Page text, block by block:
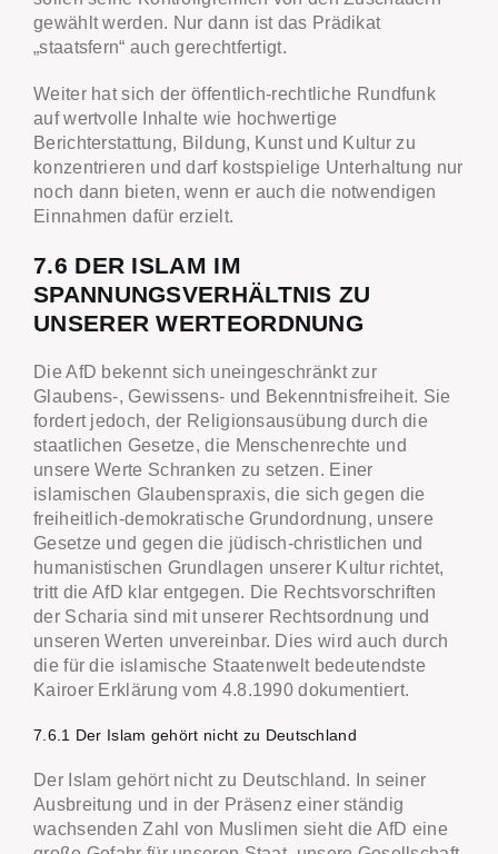
gewählt werden. Nur dann ist das Prädikat
„staatsfern“ auch gerechtfertigt.
Weiter hat sich der öffentlich-rechtliche Rundfunk
auf wertvolle Inhalte wie hochwertige
Berichterstattung, Bildung, Kunst und Kultur zu
konzentrieren und darf kostspielige Unterhaltung nur
noch dann bieten, wenn er auch die notwendigen
Einnahmen dafür erzielt.
7.6 DER ISLAM IM
SPANNUNGSVERHÄLTNIS ZU
UNSERER WERTEORDNUNG
Die AfD bekennt sich uneingeschränkt zur
Glaubens-, Gewissens- und Bekenntnisfreiheit. Sie
fordert jedoch, der Religionsausübung durch die
staatlichen Gesetze, die Menschenrechte und
unsere Werte Schranken zu setzen. Einer
islamischen Glaubenspraxis, die sich gegen die
freiheitlich-demokratische Grundordnung, unsere
Gesetze und gegen die jüdisch-christlichen und
humanistischen Grundlagen unserer Kultur richtet,
tritt die AfD klar entgegen. Die Rechtsvorschriften
der Scharia sind mit unserer Rechtsordnung und
unseren Werten unvereinbar. Dies wird auch durch
die für die islamische Staatenwelt bedeutendste
Kairoer Erklärung vom 4.8.1990 dokumentiert.
7.6.1 Der Islam gehört nicht zu Deutschland
Der Islam gehört nicht zu Deutschland. In seiner
Ausbreitung und in der Präsenz einer ständig
wachsenden Zahl von Muslimen sieht die AfD eine